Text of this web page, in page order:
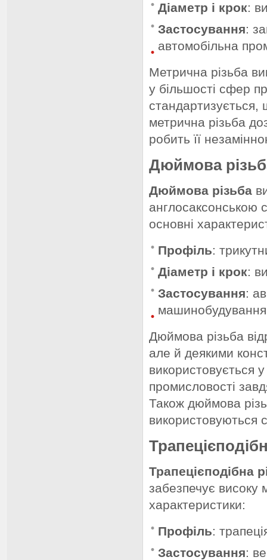
Діаметр і крок:
Застосування:
автомобільна
Метрична різьба
у більшості сфер
стандартизується,
метрична різьба
робить її
Дюймова
Дюймова різьба
англосаксонською
основні
Профіль:
Діаметр і крок:
Застосування:
Дюймова різьба
але й деякими
використовується
промисловості
Також дюймова
використовуються
Трапецієподібна
забезпечує високу
характеристики:
Профіль:
Застосування: